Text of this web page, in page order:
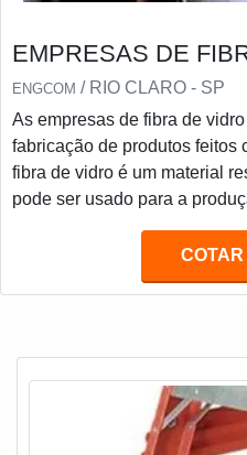
EMPRESAS DE
ENGCOM / RIO CLARO - SP
As empresas de fibra de
fabricação de produtos feitos
fibra de vidro é um material
pode ser usado para a
embarcações, entre outros.
oferecem serviços de alta